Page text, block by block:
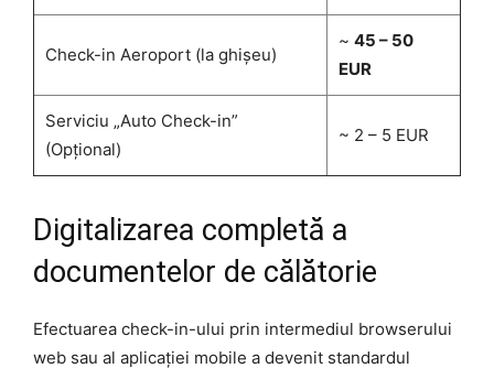
Check-in Aeroport (la ghișeu)
~ 45 – 50
EUR
Serviciu „Auto Check-in”
(Opțional)
~ 2 – 5 EUR
Digitalizarea completă a
documentelor de călătorie
Efectuarea check-in-ului prin intermediul browserului
web sau al aplicației mobile a devenit standardul